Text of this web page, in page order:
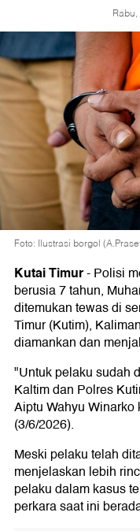
Foto: Ilustrasi borgol
Kutai Timur-Polisi
berusia 7 tahun,
ditemukan tewas di
Timur (Kutim),
diamankan dan
"Untuk pelaku sudah
Kaltim dan Polres
Aiptu Wahyu
(3/6/2026).
Meski pelaku telah
menjelaskan lebih
pelaku dalam kasus
perkara saat ini